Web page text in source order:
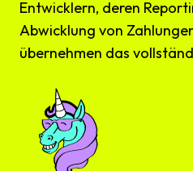
Entwicklern, deren
Abwicklung von
übernehmen das